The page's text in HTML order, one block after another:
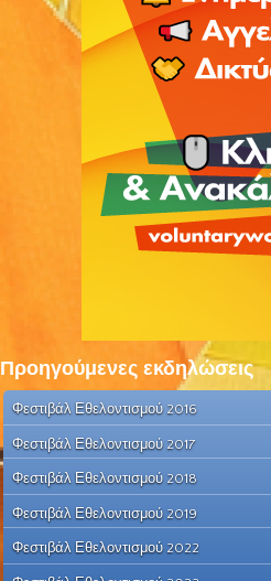
Προηγούμενες εκδηλώσεις
Φεστιβάλ Εθελοντισμού 2016
Φεστιβάλ Εθελοντισμού 2017
Φεστιβάλ Εθελοντισμού 2018
Φεστιβάλ Εθελοντισμού 2019
Φεστιβάλ Εθελοντισμού 2022